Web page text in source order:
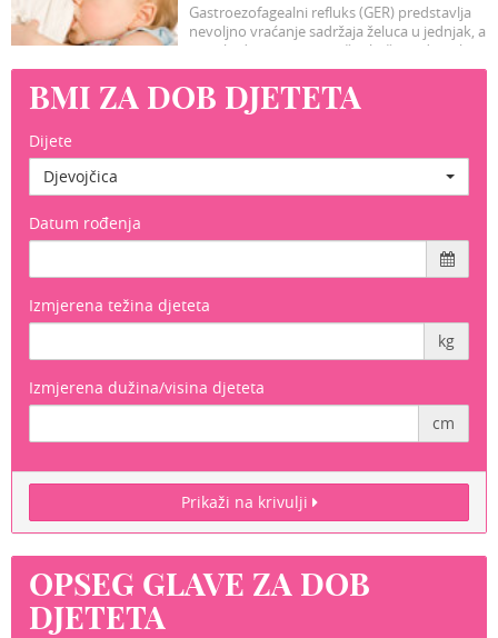
Gastroezofagealni refluks (GER) predstavlja
nevoljno vraćanje sadržaja želuca u jednjak, a
ponekad i prema usnoj šuplji, što vidimo kao
regurgitaciju sadržaja u ustima, bljuckanje i/ili
rjeđe povraćanje, no može biti i bez tih
tipičnih simptoma- tzv „tihi refluks“.
BMI ZA DOB DJETETA
Dijete
Djevojčica
Datum rođenja
Izmjerena težina djeteta
kg
Izmjerena dužina/visina djeteta
cm
Prikaži na krivulji
OPSEG GLAVE ZA DOB
DJETETA